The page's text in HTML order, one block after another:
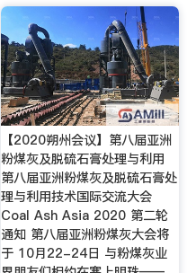
【2020朔州会议】第八届亚洲
粉煤灰及脱硫石膏处理与利用
第八届亚洲粉煤灰及脱硫石膏处
理与利用技术国际交流大会
Coal Ash Asia 2020 第二轮
通知 第八届亚洲粉煤灰大会将
于 10月22-24日 与粉煤灰业